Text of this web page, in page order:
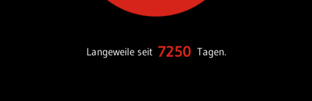
Langeweile seit 7250 Tagen.